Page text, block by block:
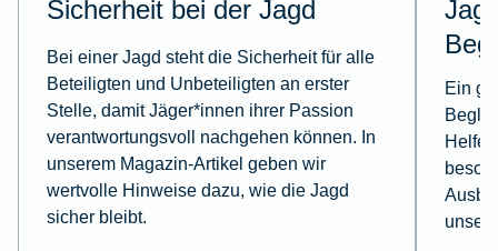
Sicherheit bei der Jagd
Bei einer Jagd steht die Sicherheit für alle
Beteiligten und Unbeteiligten an erster
Stelle, damit Jäger*innen ihrer Passion
verantwortungsvoll nachgehen können. In
unserem Magazin-Artikel geben wir
wertvolle Hinweise dazu, wie die Jagd
sicher bleibt.
Ein
Helfer